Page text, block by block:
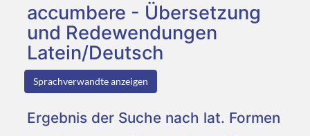
accumbere - Übersetzung
und Redewendungen
Latein/Deutsch
Sprachverwandte anzeigen
Ergebnis der Suche nach lat. Formen